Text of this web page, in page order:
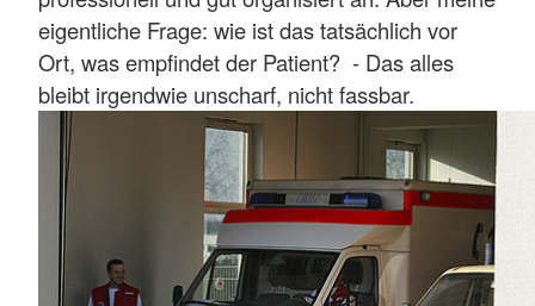
eigentliche Frage: wie ist das tatsächlich vor
Ort, was empfindet der Patient? - Das alles
bleibt irgendwie unscharf, nicht fassbar.